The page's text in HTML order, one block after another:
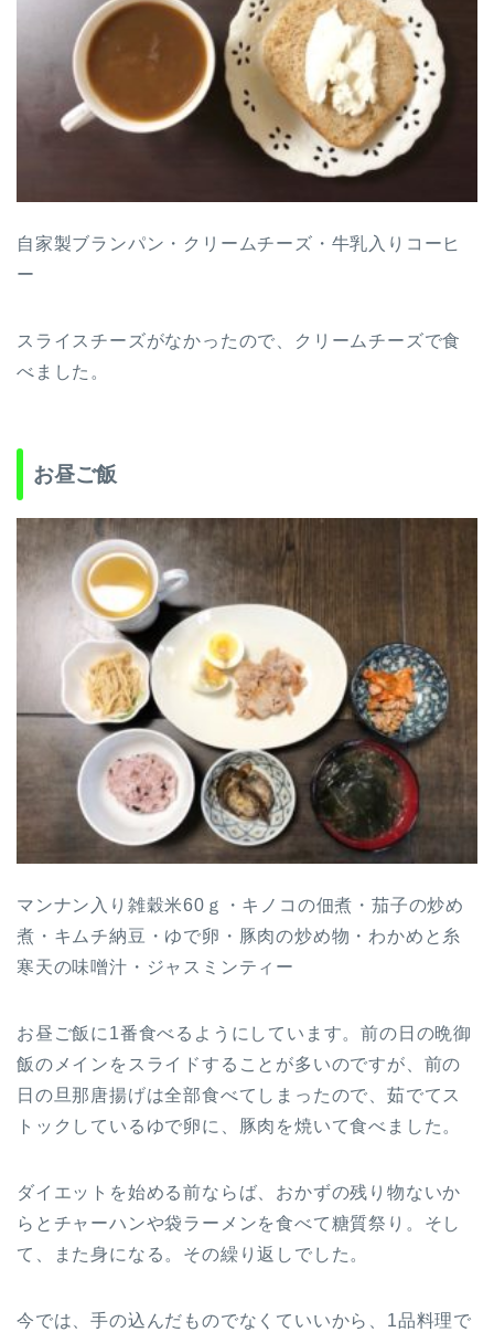
自家製ブランパン・クリームチーズ・牛乳入りコーヒ
ー
スライスチーズがなかったので、クリームチーズで食
べました。
お昼ご飯
マンナン入り雑穀米60ｇ・キノコの佃煮・茄子の炒め
煮・キムチ納豆・ゆで卵・豚肉の炒め物・わかめと糸
寒天の味噌汁・ジャスミンティー
お昼ご飯に1番食べるようにしています。前の日の晩御
飯のメインをスライドすることが多いのですが、前の
日の旦那唐揚げは全部食べてしまったので、茹でてス
トックしているゆで卵に、豚肉を焼いて食べました。
ダイエットを始める前ならば、おかずの残り物ないか
らとチャーハンや袋ラーメンを食べて糖質祭り。そし
て、また身になる。その繰り返しでした。
今では、手の込んだものでなくていいから、1品料理で